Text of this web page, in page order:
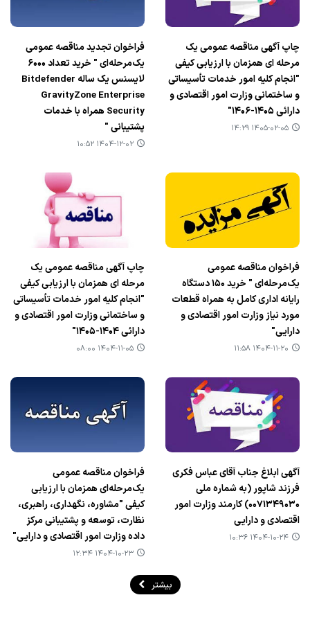
چاپ آگهی مناقصه عمومی یک
مرحله ای همزمان با ارزیابی کیفی
"انجام کلیه امور خدمات تأسیساتی
و ساختمانی وزارت امور اقتصادی و
دارائی ۱۴۰۵-۱۴۰۶"
۱۴۰۵-۰۲-۰۵ ۱۴:۲۹
فراخوان تجدید مناقصه عمومی
یک‌مرحله‌ای " خرید تعداد ۶۰۰۰
لایسنس یک ساله Bitdefender
GravityZone Enterprise
Security همراه با خدمات
پشتیبانی "
۱۴۰۴-۱۲-۰۲ ۱۰:۵۲
فراخوان مناقصه عمومی
یک‌مرحله‌ای " خرید ۱۵۰ دستگاه
رایانه اداری کامل به همراه قطعات
مورد نیاز وزارت امور اقتصادی و
دارایی"
۱۴۰۴-۱۱-۲۰ ۱۱:۵۸
چاپ آگهی مناقصه عمومی یک
مرحله ای همزمان با ارزیابی کیفی
"انجام کلیه امور خدمات تأسیساتی
و ساختمانی وزارت امور اقتصادی و
دارائی ۱۴۰۴-۱۴۰۵"
۱۴۰۴-۱۱-۰۵ ۰۸:۰۰
آگهی ابلاغ جناب آقای عباس فکری
فرزند شاپور (به شماره ملی
۰۰۷۱۳۴۹۰۳۰) کارمند وزارت امور
اقتصادی و دارایی
۱۴۰۴-۱۰-۲۴ ۱۰:۳۶
فراخوان مناقصه عمومی
یک‌مرحله‌ای همزمان با ارزیابی
کیفی "مشاوره، نگهداری، راهبری،
نظارت، توسعه و پشتیبانی مرکز
داده وزارت امور اقتصادی و دارایی"
۱۴۰۴-۱۰-۲۳ ۱۲:۳۴
بیشتر